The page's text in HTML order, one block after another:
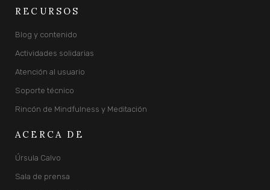
RECURSOS
Blog y contenido
Actividades solidarias
Atención al usuario
Soporte técnico
Rincón de Mindfulness y Meditación
ACERCA DE
Úrsula Calvo
Sala de prensa